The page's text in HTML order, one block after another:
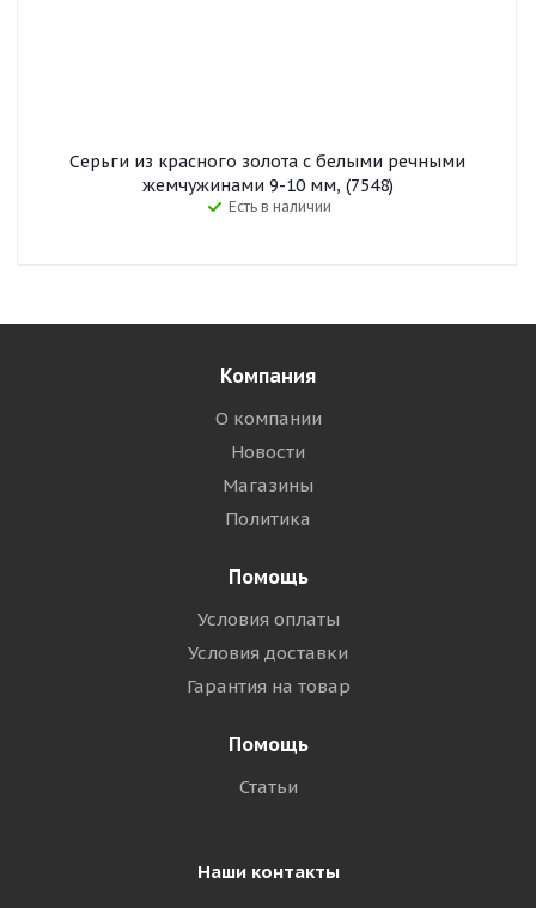
Серьги из красного золота с белыми речными
жемчужинами 9-10 мм, (7548)
Есть в наличии
Компания
О компании
Новости
Магазины
Политика
Помощь
Условия оплаты
Условия доставки
Гарантия на товар
Помощь
Статьи
Наши контакты